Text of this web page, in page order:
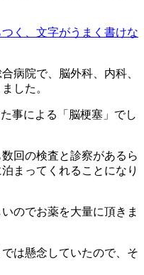
く、文字がうまく書けな
病院で、脳外科、内科、
した。
事による「脳梗塞」でし
回の検査と診察があるら
まってくれることになり
のでお薬を大量に頂きま
は懸念していたので、そ